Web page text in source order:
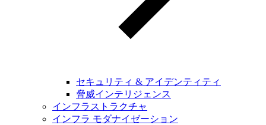
セキュリティ & アイデンティティ
脅威インテリジェンス
インフラストラクチャ
インフラ モダナイゼーション